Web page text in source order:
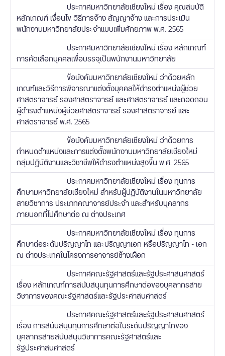
ประกาศมหาวิทยาลัยเชียงใหม่ เรื่อง คุณสมบัติ
หลักเกณฑ์ เงื่อนไข วิธีการจ้าง สัญญาจ้าง และการประเมิน
พนักงานมหาวิทยาลัยประจำแบบเพิ่มศักยภาพ พ.ศ. 2565
ประกาศมหาวิทยาลัยเชียงใหม่ เรื่อง หลักเกณฑ์
การคัดเลือกบุคคลเพื่อบรรจุเป็นพนักงานมหาวิทยาลัย
ข้อบังคับมหาวิทยาลัยเชียงใหม่ ว่าด้วยหลัก
เกณฑ์และวิธีการพิจารณาแต่งตั้งบุคคลให้ดำรงตำแหน่งผู้ช่วย
ศาสตราจารย์ รองศาสตราจารย์ และศาสตราจารย์ และถอดถอน
ผู้ดำรงตำแหน่งผู้ช่วยศาสตราจารย์ รองศาสตราจารย์ และ
ศาสตราจารย์ พ.ศ. 2565
ข้อบังคับมหาวิทยาลัยเชียงใหม่ ว่าด้วยการ
กำหนดตำแหน่งและการแต่งตั้งพนักงานมหาวิทยาลัยเชียงใหม่
กลุ่มปฏิบัติงานและวิชาชีพให้ดำรงตำแหน่งสูงขึ้น พ.ศ. 2565
ประกาศมหาวิทยาลัยเชียงใหม่ เรื่อง ทุนการ
ศึกษามหาวิทยาลัยเชียงใหม่ สำหรับผู้ปฏิบัติงานในมหาวิทยาลัย
สายวิชาการ ประเภทคณาจารย์ประจำ และสำหรับบุคลากร
ภายนอกที่ไปศึกษาต่อ ณ ต่างประเทศ
ประกาศมหาวิทยาลัยเชียงใหม่ เรื่อง ทุนการ
ศึกษาต่อระดับปริญญาโท และปริญญาเอก หรือปริญญาโท - เอก
ณ ต่างประเทศในโครงการอาจารย์ช้างเผือก
ประกาศคณะรัฐศาสตร์และรัฐประศาสนศาสตร์
เรื่อง หลักเกณฑ์การสนับสนุนทุนการศึกษาต่อของบุคลากรสาย
วิชาการของคณะรัฐศาสตร์และรัฐประศาสนศาสตร์
ประกาศคณะรัฐศาสตร์และรัฐประศาสนศาสตร์
เรื่อง การสนับสนุนทุนการศึกษาต่อในระดับปริญญาโทของ
บุคลากรสายสนับสนุนวิชาการคณะรัฐศาสตร์และ
รัฐประศาสนศาสตร์